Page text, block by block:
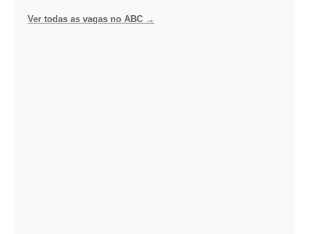
Ver todas as vagas no ABC →